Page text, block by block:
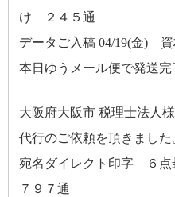
け ２４５通
データご入稿 04/19(金) 資
本日ゆうメール便で発送完
大阪府大阪市 税理士法人
代行のご依頼を頂きました
宛名ダイレクト印字 ６
７９７通